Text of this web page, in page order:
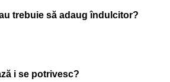
trebuie să adaug îndulcitor?
i se potrivesc?